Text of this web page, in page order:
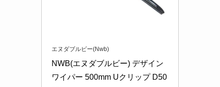
エヌダブルビー(Nwb)
NWB(エヌダブルビー) デザイン
ワイパー 500mm Uクリップ D50